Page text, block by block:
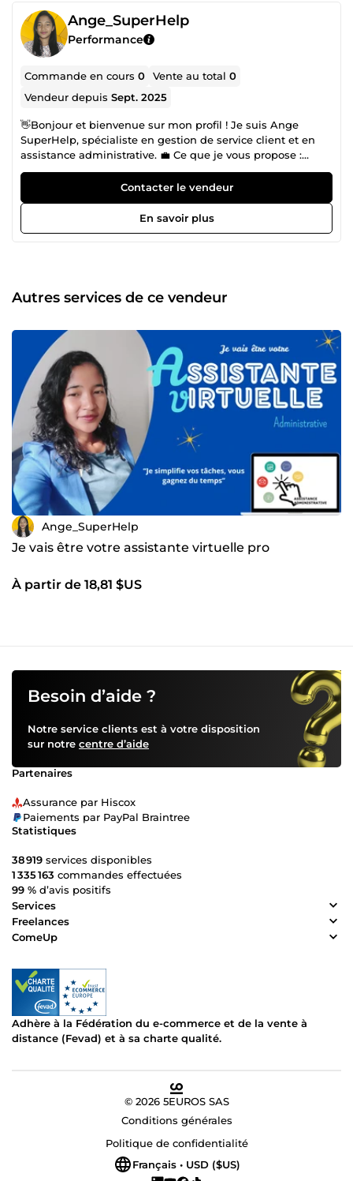
Ange_SuperHelp
Performance
Commande en cours0 Vente au total0
Vendeur depuisSept. 2025
👋Bonjour et bienvenue sur mon profil ! Je suis Ange
SuperHelp, spécialiste en gestion de service client et en
assistance administrative. 💼 Ce que je vous propose :
Répondre à vos clients par email, chat ou réseaux sociaux
Gérer les demandes, réclamations et retours Suivre les
commandes et donner des mises à jour claires Améliorer
la satisfaction et la fidélité de vos clients 🎯 Ma mission :
Vous faire gagner du temps, réduire le stress et offrir une
réactivité ✔ Expérience en relation client et service
administratif ✔ Engagement à satisfaire vos clients 📩
Contacter le vendeur
En savoir plus
Autres services de ce vendeur
Ange_SuperHelp
Je vais être votre assistante virtuelle pro
À partir de 18,81 $US
Besoin d’aide ?
Notre service clients est à votre disposition
sur notre centre d’aide
Partenaires
Assurance par Hiscox
Paiements par PayPal Braintree
Statistiques
38 919 services disponibles
1 335 163 commandes effectuées
99 % d’avis positifs
Services
Freelances
ComeUp
Adhère à la Fédération du e-commerce et de la vente à
distance (Fevad) et à sa charte qualité.
© 2026 5EUROS SAS
Conditions générales
Politique de confidentialité
Français • USD ($US)